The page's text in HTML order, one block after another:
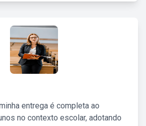
entrega é completa ao
no contexto escolar, adotando